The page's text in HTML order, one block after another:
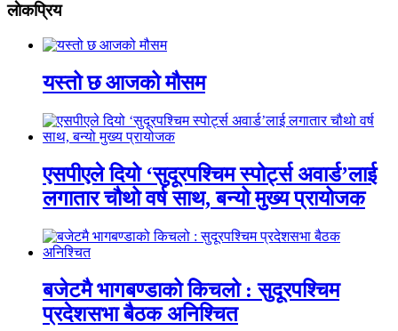
लाेकप्रिय
यस्तो छ आजको मौसम
एसपीएले दियो ‘सुदूरपश्चिम स्पोर्ट्स अवार्ड’लाई
लगातार चौथो वर्ष साथ, बन्यो मुख्य प्रायोजक
बजेटमै भागबण्डाको किचलो : सुदूरपश्चिम
प्रदेशसभा बैठक अनिश्चित